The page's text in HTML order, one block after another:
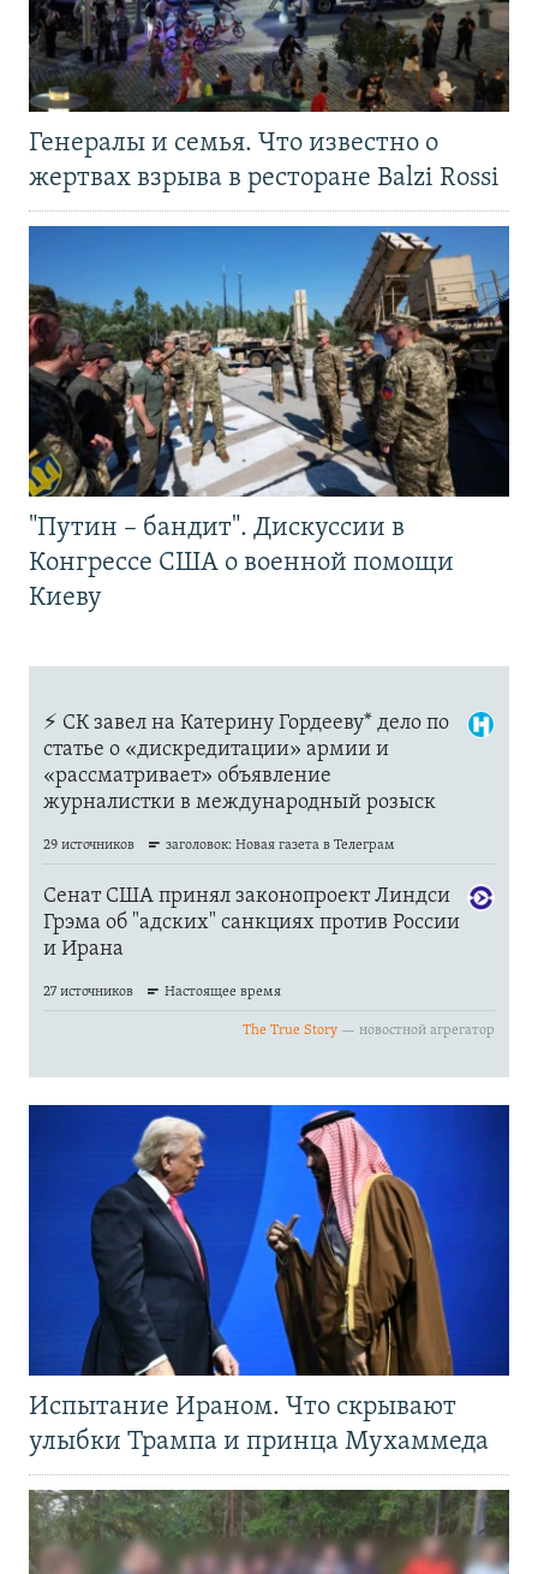
Генералы и семья. Что известно о
жертвах взрыва в ресторане Balzi Rossi
"Путин – бандит". Дискуссии в
Конгрессе США о военной помощи
Киеву
Испытание Ираном. Что скрывают
улыбки Трампа и принца Мухаммеда